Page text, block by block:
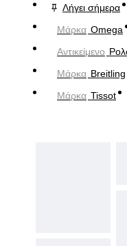
Λήγει σήμερα
Μάρκα Omega
Αντικείμενο
Μάρκα Breitling
Μάρκα Tissot